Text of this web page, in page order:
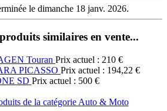
le dimanche 18 janv. 2026.
similaires en vente...
Prix actuel : 210 €
Prix actuel : 194,22 €
Prix actuel : 500 €
de la catégorie Auto & Moto